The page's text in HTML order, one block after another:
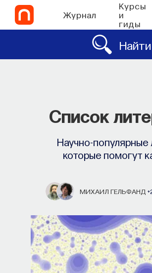
Журнал
Курсы
и
гиды
Список
Научно-
которые помогут
МИХАИЛ ГЕЛЬФАНД